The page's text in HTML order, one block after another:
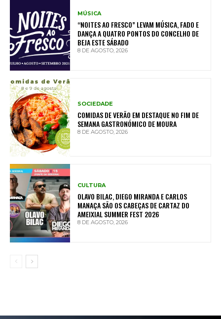
MÚSICA
“NOITES AO FRESCO” LEVAM MÚSICA, FADO E
DANÇA A QUATRO PONTOS DO CONCELHO DE
BEJA ESTE SÁBADO
8 DE AGOSTO, 2026
SOCIEDADE
COMIDAS DE VERÃO EM DESTAQUE NO FIM DE
SEMANA GASTRONÓMICO DE MOURA
8 DE AGOSTO, 2026
CULTURA
OLAVO BILAC, DIEGO MIRANDA E CARLOS
MANAÇA SÃO OS CABEÇAS DE CARTAZ DO
AMEIXIAL SUMMER FEST 2026
8 DE AGOSTO, 2026